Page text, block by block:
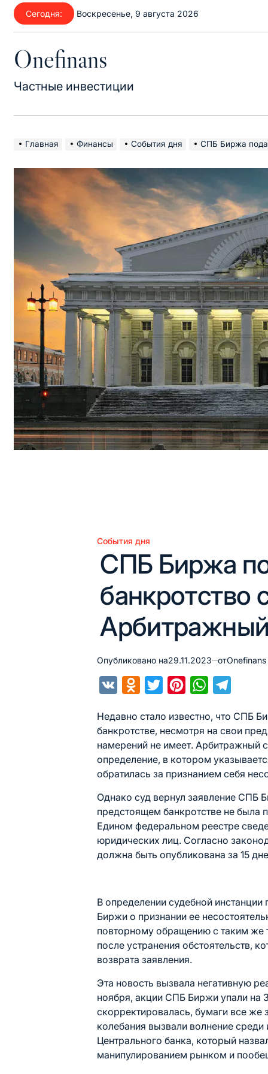
Перейти
содержимому
Сегодня: Воскресенье, 9 августа 2026
Onefinans
Частные инвестиции
Главная Финансы События дня СПБ Биржа
Опубликовано
в
События дня
СПБ Биржа
банкротство
Опубликовано на29.11.2023 отOnefinans
VK Odnoklassniki
TwitterPinterestWhatsApp
Недавно стало известно, что СПБ
банкротстве, несмотря на свои
намерений не имеет. Арбитражный
определение, в котором
обратилась за признанием себя
Однако суд вернул заявление СПБ
предстоящем банкротстве не была
Едином федеральном реестре
юридических лиц. Согласно
должна быть опубликована за 15
В определении судебной
Биржи о признании ее
повторному обращению с таким же
после устранения обстоятельств,
возврата заявления.
Эта новость вызвала негативную
ноября, акции СПБ Биржи упали на
скорректировалась, бумаги все же
колебания вызвали волнение
Центрального банка, который
манипулированием рынком и